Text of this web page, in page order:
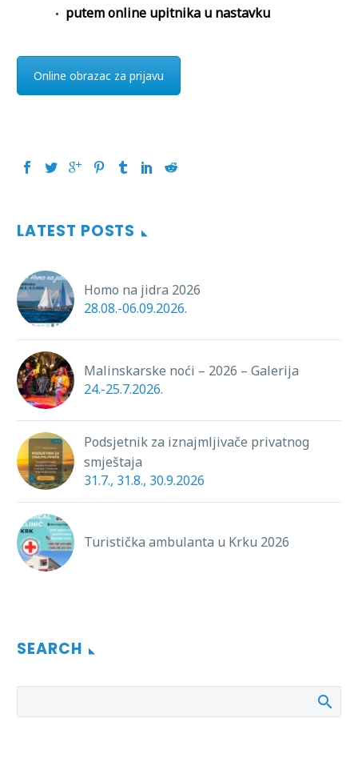
putem online upitnika u nastavku
Online obrazac za prijavu
LATEST POSTS
Homo na jidra 2026
28.08.-06.09.2026.
Malinskarske noći – 2026 – Galerija
24.-25.7.2026.
Podsjetnik za iznajmljivače privatnog
smještaja
31.7., 31.8., 30.9.2026
Turistička ambulanta u Krku 2026
SEARCH